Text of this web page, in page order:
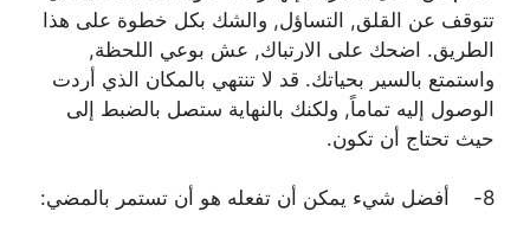
تتوقف عن القلق, التساؤل, والشك بكل خطوة على هذا
الطريق. اضحك على الارتباك, عش بوعي اللحظة,
واستمتع بالسير بحياتك. قد لا تنتهي بالمكان الذي أردت
الوصول إليه تماماً, ولكنك بالنهاية ستصل بالضبط إلى
حيث تحتاج أن تكون.
8- أفضل شيء يمكن أن تفعله هو أن تستمر بالمضي: